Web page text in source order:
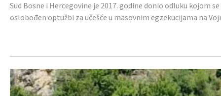
Sud Bosne i Hercegovine je 2017. godine donio odluku kojom
oslobođen optužbi za učešće u masovnim egzekucijama na